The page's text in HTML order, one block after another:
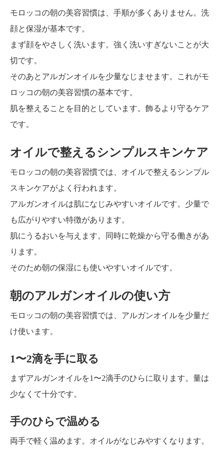
モロッコの朝の美容習慣は、手順が多くありません。洗
顔と保湿が基本です。
まず顔をやさしく洗います。強く洗いすぎないことが大
切です。
そのあとアルガンオイルを少量なじませます。これがモ
ロッコの朝の美容習慣の基本です。
肌を整えることを目的としています。飾るより守るケア
です。
オイルで整えるシンプルスキンケア
モロッコの朝の美容習慣では、オイルで整えるシンプル
スキンケアがよく行われます。
アルガンオイルは肌になじみやすいオイルです。少量で
も広がりやすい特徴があります。
肌にうるおいを与えます。同時に乾燥から守る働きがあ
ります。
そのため朝の保湿にも使いやすいオイルです。
朝のアルガンオイルの使い方
モロッコの朝の美容習慣では、アルガンオイルを少量だ
け使います。
1〜2滴を手に取る
まずアルガンオイルを1〜2滴手のひらに取ります。量は
少なくて十分です。
手のひらで温める
両手で軽く温めます。オイルがなじみやすくなります。